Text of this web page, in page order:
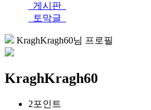
게시판
토막글
KraghKragh60님 프로필
KraghKragh60
2포인트